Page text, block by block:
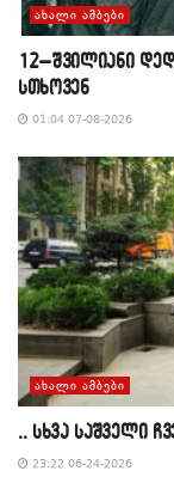
ᲐᲮᲐᲚᲘ ᲐᲛᲑᲔᲑᲘ
12–შვილიანი
სთხოვენ
01:04 07-08-2026
ᲐᲮᲐᲚᲘ ᲐᲛᲑᲔᲑᲘ
,, სხვა საშველი
23:22 06-24-2026